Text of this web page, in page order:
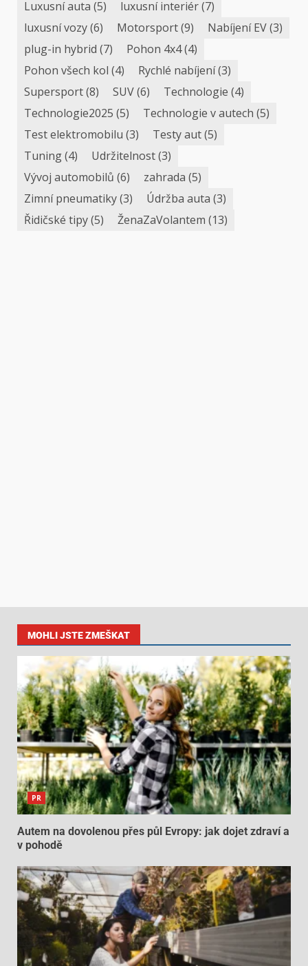
Luxusní auta (5) luxusní interiér(7)
luxusní vozy(6) Motorsport(9) Nabíjení EV(3)
plug-in hybrid (7) Pohon 4x4(4)
Pohon všech kol (4) Rychlé nabíjení(3)
Supersport(8) SUV(6) Technologie (4)
Technologie2025 (5) Technologie v autech (5)
Test elektromobilu (3) Testy aut(5)
Tuning(4) Udržitelnost(3)
Vývoj automobilů (6) zahrada (5)
Zimní pneumatiky(3) Údržba auta (3)
Řidičské tipy(5) ŽenaZaVolantem (13)
MOHLI JSTE ZMEŠKAT
PR
Autem na dovolenou přes půl Evropy: jak dojet zdraví a
v pohodě